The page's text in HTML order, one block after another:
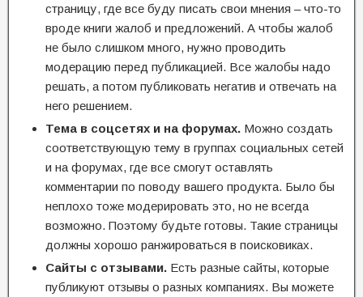
страницу, где все буду писать свои мнения – что-то
вроде книги жалоб и предложений. А чтобы жалоб
не было слишком много, нужно проводить
модерацию перед публикацией. Все жалобы надо
решать, а потом публиковать негатив и отвечать на
него решением.
Тема в соцсетях и на форумах. Можно создать
соответствующую тему в группах социальных сетей
и на форумах, где все смогут оставлять
комментарии по поводу вашего продукта. Было бы
неплохо тоже модерировать это, но не всегда
возможно. Поэтому будьте готовы. Такие страницы
должны хорошо ранжироваться в поисковиках.
Сайты с отзывами. Есть разные сайты, которые
публикуют отзывы о разных компаниях. Вы можете